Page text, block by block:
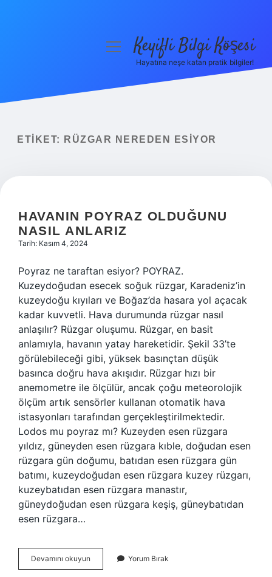
Yasal Uyarı
menüyüKeyifli Bilgi Köşesi
Hayatına neşe katan pratik bilgiler!
ETIKET: RÜZGAR NEREDEN ESIYOR
HAVANIN POYRAZ OLDUĞUNU
NASIL ANLARIZ
Tarih: Kasım 4, 2024
Poyraz ne taraftan esiyor? POYRAZ.
Kuzeydoğudan esecek soğuk rüzgar, Karadeniz’in
kuzeydoğu kıyıları ve Boğaz’da hasara yol açacak
kadar kuvvetli. Hava durumunda rüzgar nasıl
anlaşılır? Rüzgar oluşumu. Rüzgar, en basit
anlamıyla, havanın yatay hareketidir. Şekil 33’te
görülebileceği gibi, yüksek basınçtan düşük
basınca doğru hava akışıdır. Rüzgar hızı bir
anemometre ile ölçülür, ancak çoğu meteorolojik
ölçüm artık sensörler kullanan otomatik hava
istasyonları tarafından gerçekleştirilmektedir.
Lodos mu poyraz mı? Kuzeyden esen rüzgara
yıldız, güneyden esen rüzgara kıble, doğudan esen
rüzgara gün doğumu, batıdan esen rüzgara gün
batımı, kuzeydoğudan esen rüzgara kuzey rüzgarı,
kuzeybatıdan esen rüzgara manastır,
güneydoğudan esen rüzgara keşiş, güneybatıdan
esen rüzgara…
Devamını okuyun Havanın
Poyraz
Yorum Bırak